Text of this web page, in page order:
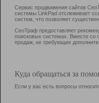
Сервис продвижения сайтов
системы LinkPad отслеживает
систем, что позволяет
СеоТраф предоставляет
поисковых системах. Вместе со
продаж, не требующих
Куда обращаться за
Если у вас есть вопросы